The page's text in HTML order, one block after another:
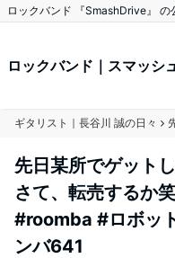
ロックバンド 『SmashDrive』 の
ロックバンド｜スマッシ
ギタリスト｜長谷川 誠の日々
先日某所でゲット
さて、転売するか
#roomba #ロボッ
ンバ641